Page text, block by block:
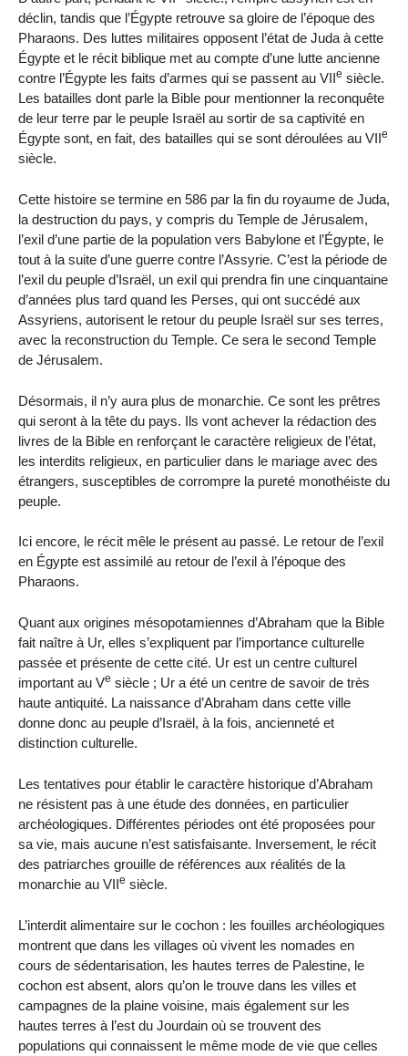
déclin, tandis que l’Égypte retrouve sa gloire de l’époque des
Pharaons. Des luttes militaires opposent l’état de Juda à cette
Égypte et le récit biblique met au compte d’une lutte ancienne
contre l’Égypte les faits d’armes qui se passent au VIIe siècle.
Les batailles dont parle la Bible pour mentionner la reconquête
de leur terre par le peuple Israël au sortir de sa captivité en
Égypte sont, en fait, des batailles qui se sont déroulées au VIIe
siècle.
Cette histoire se termine en 586 par la fin du royaume de Juda,
la destruction du pays, y compris du Temple de Jérusalem,
l’exil d’une partie de la population vers Babylone et l’Égypte, le
tout à la suite d’une guerre contre l’Assyrie. C’est la période de
l’exil du peuple d’Israël, un exil qui prendra fin une cinquantaine
d’années plus tard quand les Perses, qui ont succédé aux
Assyriens, autorisent le retour du peuple Israël sur ses terres,
avec la reconstruction du Temple. Ce sera le second Temple
de Jérusalem.
Désormais, il n’y aura plus de monarchie. Ce sont les prêtres
qui seront à la tête du pays. Ils vont achever la rédaction des
livres de la Bible en renforçant le caractère religieux de l’état,
les interdits religieux, en particulier dans le mariage avec des
étrangers, susceptibles de corrompre la pureté monothéiste du
peuple.
Ici encore, le récit mêle le présent au passé. Le retour de l’exil
en Égypte est assimilé au retour de l’exil à l’époque des
Pharaons.
Quant aux origines mésopotamiennes d’Abraham que la Bible
fait naître à Ur, elles s’expliquent par l’importance culturelle
passée et présente de cette cité. Ur est un centre culturel
important au Ve siècle ; Ur a été un centre de savoir de très
haute antiquité. La naissance d’Abraham dans cette ville
donne donc au peuple d’Israël, à la fois, ancienneté et
distinction culturelle.
Les tentatives pour établir le caractère historique d’Abraham
ne résistent pas à une étude des données, en particulier
archéologiques. Différentes périodes ont été proposées pour
sa vie, mais aucune n’est satisfaisante. Inversement, le récit
des patriarches grouille de références aux réalités de la
monarchie au VIIe siècle.
L’interdit alimentaire sur le cochon : les fouilles archéologiques
montrent que dans les villages où vivent les nomades en
cours de sédentarisation, les hautes terres de Palestine, le
cochon est absent, alors qu’on le trouve dans les villes et
campagnes de la plaine voisine, mais également sur les
hautes terres à l’est du Jourdain où se trouvent des
populations qui connaissent le même mode de vie que celles